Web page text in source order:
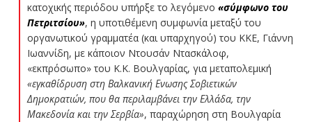
κατοχικής περιόδου υπήρξε το λεγόμενο «σύμφωνο του
Πετριτσίου», η υποτιθέμενη συμφωνία μεταξύ του
οργανωτικού γραμματέα (και υπαρχηγού) του ΚΚΕ, Γιάννη
Ιωαννίδη, με κάποιον Ντουσάν Ντασκάλοφ,
«εκπρόσωπο» του Κ.Κ. Βουλγαρίας, για μεταπολεμική
«εγκαθίδρυση στη Βαλκανική Ενωσης Σοβιετικών
Δημοκρατιών, που θα περιλαμβάνει την Ελλάδα, την
Μακεδονία και την Σερβία», παραχώρηση στη Βουλγαρία